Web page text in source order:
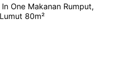
One Makanan Rumput,
80m²